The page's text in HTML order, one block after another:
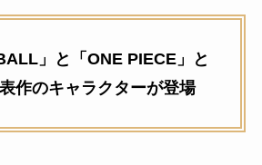
」と「ONE PIECE」と
作のキャラクターが登場